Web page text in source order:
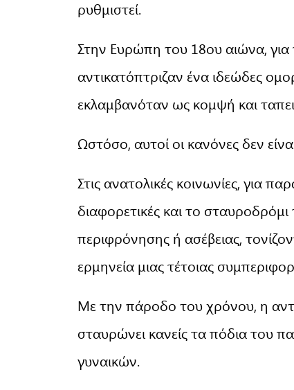
ρυθμιστεί.
Στην Ευρώπη του 18ου αιώνα, για
αντικατόπτριζαν ένα ιδεώδες
εκλαμβανόταν ως κομψή και
Ωστόσο, αυτοί οι κανόνες δεν
Στις ανατολικές κοινωνίες, για
διαφορετικές και το
περιφρόνησης ή ασέβειας,
ερμηνεία μιας τέτοιας
Με την πάροδο του χρόνου, η
σταυρώνει κανείς τα πόδια του
γυναικών.